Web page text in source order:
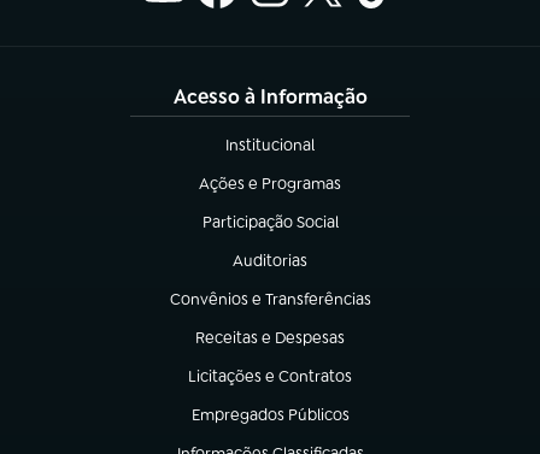
Acesso à Informação
Institucional
(abre em nova aba)
Ações e Programas
(abre em nova aba)
Participação Social
(abre em nova aba)
Auditorias
(abre em nova aba)
Convênios e Transferências
(abre em nova aba)
Receitas e Despesas
(abre em nova aba)
Licitações e Contratos
(abre em nova aba)
Empregados Públicos
(abre em nova aba)